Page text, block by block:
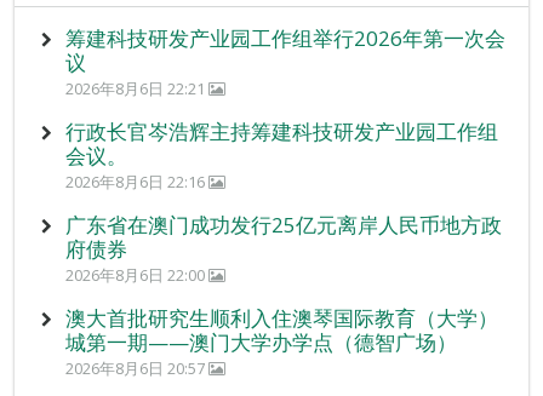
筹建科技研发产业园工作组举行2026年第一次会
议
2026年8月6日 22:21
行政长官岑浩辉主持筹建科技研发产业园工作组
会议。
2026年8月6日 22:16
广东省在澳门成功发行25亿元离岸人民币地方政
府债券
2026年8月6日 22:00
澳大首批研究生顺利入住澳琴国际教育（大学）
城第一期——澳门大学办学点（德智广场）
2026年8月6日 20:57